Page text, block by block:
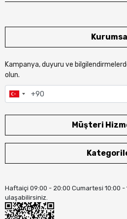
Kurumsal
Kampanya, duyuru ve
olun.
Müşteri
Haftaiçi 09:00 - 20:00 Cumartesi 10:00 -
ulaşabilirsiniz.